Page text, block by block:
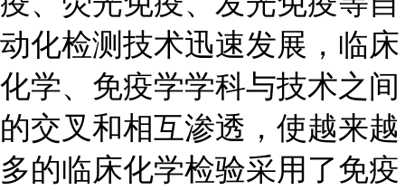
动化检测技术迅速发展，临床
化学、免疫学学科与技术之间
的交叉和相互渗透，使越来越
多的临床化学检验采用了免疫